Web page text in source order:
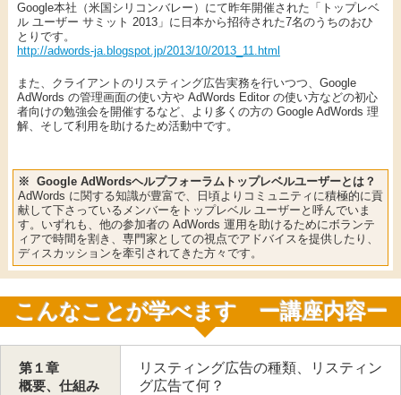
Google本社（米国シリコンバレー）にて昨年開催された「トップレベ
ル ユーザー サミット 2013」に日本から招待された7名のうちのおひ
とりです。
http://adwords-ja.blogspot.jp/2013/10/2013_11.html
また、クライアントのリスティング広告実務を行いつつ、Google
AdWords の管理画面の使い方や AdWords Editor の使い方などの初心
者向けの勉強会を開催するなど、より多くの方の Google AdWords 理
解、そして利用を助けるため活動中です。
※ Google AdWordsヘルプフォーラムトップレベルユーザーとは？
AdWords に関する知識が豊富で、日頃よりコミュニティに積極的に貢
献して下さっているメンバーをトップレベル ユーザーと呼んでいま
す。いずれも、他の参加者の AdWords 運用を助けるためにボランテ
ィアで時間を割き、専門家としての視点でアドバイスを提供したり、
ディスカッションを牽引されてきた方々です。
こんなことが学べます ー講座内容ー
第１章
概要、仕組み
リスティング広告の種類、リスティン
グ広告て何？